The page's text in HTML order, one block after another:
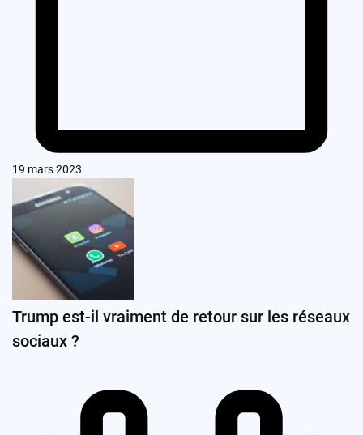
19 mars 2023
Trump est-il vraiment de retour sur les réseaux
sociaux ?